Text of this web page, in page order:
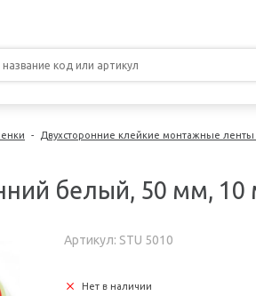
- Двухсторонние клейкие монтажные ленты
белый, 50 мм, 10
Артикул: STU 5010
Нет в наличии